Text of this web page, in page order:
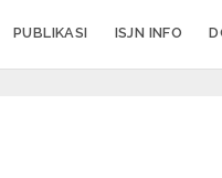
PUBLIKASI ISJN INFO